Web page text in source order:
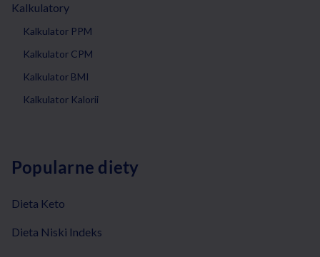
Kalkulatory
Kalkulator PPM
Kalkulator CPM
Kalkulator BMI
Kalkulator Kalorii
Popularne diety
Dieta Keto
Dieta Niski Indeks